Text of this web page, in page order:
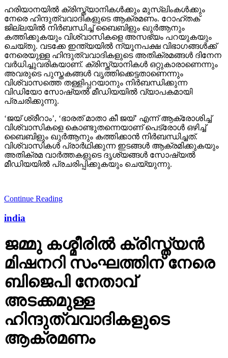
ഹരിയാനയില്‍ ക്രിസ്ത്യാനികള്‍ക്കും മുസ്‌ലിംകള്‍ക്കും
നേരെ ഹിന്ദുത്വവാദികളുടെ ആക്രമണം. റോഹ്തക്
ജില്ലയില്‍ നിര്‍ബന്ധിച്ച് ബൈബിളും ഖുര്‍ആനും
കത്തിക്കുകയും വിശ്വാസികളെ അസഭ്യം പറയുകയും
ചെയ്തു. വടക്കേ ഇന്ത്യയില്‍ ന്യൂനപക്ഷ വിഭാഗങ്ങള്‍ക്ക്
നേരെയുള്ള ഹിന്ദുത്വവാദികളുടെ അതിക്രമങ്ങള്‍ ദിനേന
വര്‍ധിച്ചുവരികയാണ്. ക്രിസ്ത്യാനികള്‍ ഒറ്റുകാരാണെന്നും
അവരുടെ പുസ്തകങ്ങള്‍ വൃത്തിക്കെട്ടതാണെന്നും
വിശ്വാസത്തെ തള്ളിപ്പറയാനും നിര്‍ബന്ധിക്കുന്ന
വിഡിയോ സോഷ്യല്‍ മീഡിയയില്‍ വ്യാപകമായി
പ്രചരിക്കുന്നു.
‘ജയ് ശ്രീറാം’, ‘ഭാരത് മാതാ കീ ജയ്’ എന്ന് ആക്രോശിച്ച്
വിശ്വാസികളെ കൊണ്ടുതന്നെയാണ് പെട്രോള്‍ ഒഴിച്ച്
ബൈബിളും ഖുര്‍ആനും കത്തിക്കാന്‍ നിര്‍ബന്ധിച്ചത്.
വിശ്വാസികള്‍ പ്രാര്‍ഥിക്കുന്ന ഇടങ്ങള്‍ ആക്രമിക്കുകയും
അതിക്രമ വാര്‍ത്തകളുടെ ദൃശ്യങ്ങള്‍ സോഷ്യല്‍
മീഡിയയില്‍ പ്രചരിപ്പിക്കുകയും ചെയ്യുന്നു.
Continue Reading
india
ജമ്മു കശ്മീരില്‍ ക്രിസ്ത്യന്‍
മിഷനറി സംഘത്തിന് നേരെ
ബിജെപി നേതാവ്
അടക്കമുള്ള
ഹിന്ദുത്വവാദികളുടെ
ആക്രമണം